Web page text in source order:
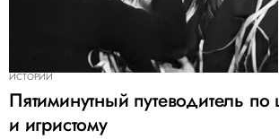
ИСТОРИИ
Пятиминутный путеводитель
и игристому